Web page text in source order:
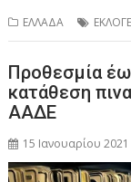
ΕΛΛΑΔΑ
Προθεσμία
κατάθεση
ΑΑΔΕ
15 Ιανουαρίου 2021